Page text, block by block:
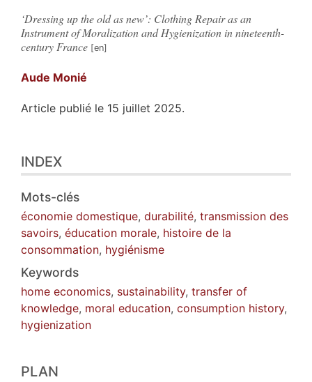
‘Dressing up the old as new’: Clothing Repair as an
Instrument of Moralization and Hygienization in nineteenth-
century France
Aude Monié
Article publié le 15 juillet 2025.
Plan
Texte
Bibliographie
Notes
Citer cet article
Auteur
INDEX
Mots-clés
économie domestique, durabilité, transmission des
savoirs, éducation morale, histoire de la
consommation, hygiénisme
Keywords
home economics, sustainability, transfer of
knowledge, moral education, consumption history,
hygienization
PLAN